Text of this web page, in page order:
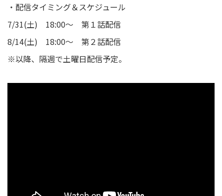
・配信タイミング＆スケジュール
7/31(土) 18:00～ 第１話配信
8/14(土) 18:00～ 第２話配信
※以降、隔週で土曜日配信予定。